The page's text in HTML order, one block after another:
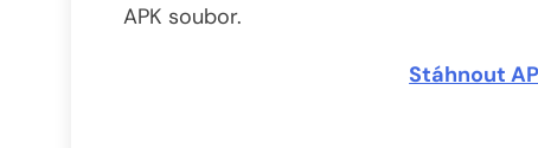
APK soubor.
Stáhnout